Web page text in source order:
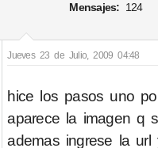
Mensajes: 124
Jueves 23 de Julio, 2009 04:48
hice los pasos uno
aparece la imagen q
ademas ingrese la